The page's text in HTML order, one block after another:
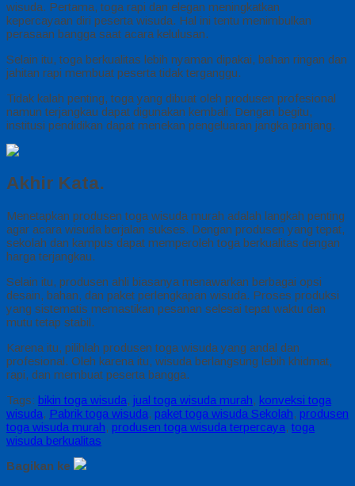
wisuda. Pertama, toga rapi dan elegan meningkatkan
kepercayaan diri peserta wisuda. Hal ini tentu menimbulkan
perasaan bangga saat acara kelulusan.
Selain itu, toga berkualitas lebih nyaman dipakai, bahan ringan dan
jahitan rapi membuat peserta tidak terganggu.
Tidak kalah penting, toga yang dibuat oleh produsen profesional
namun terjangkau dapat digunakan kembali. Dengan begitu,
institusi pendidikan dapat menekan pengeluaran jangka panjang.
Akhir Kata.
Menetapkan produsen toga wisuda murah adalah langkah penting
agar acara wisuda berjalan sukses. Dengan produsen yang tepat,
sekolah dan kampus dapat memperoleh toga berkualitas dengan
harga terjangkau.
Selain itu, produsen ahli biasanya menawarkan berbagai opsi
desain, bahan, dan paket perlengkapan wisuda. Proses produksi
yang sistematis memastikan pesanan selesai tepat waktu dan
mutu tetap stabil.
Karena itu, pilihlah produsen toga wisuda yang andal dan
profesional. Oleh karena itu, wisuda berlangsung lebih khidmat,
rapi, dan membuat peserta bangga.
Tags: bikin toga wisuda, jual toga wisuda murah, konveksi toga
wisuda, Pabrik toga wisuda, paket toga wisuda Sekolah, produsen
toga wisuda murah, produsen toga wisuda terpercaya, toga
wisuda berkualitas
Bagikan ke